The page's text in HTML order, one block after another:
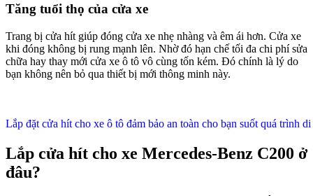
Tăng tuổi thọ của cửa xe
Trang bị cửa hít giúp đóng cửa xe nhẹ nhàng và êm ái hơn. Cửa xe
khi đóng không bị rung mạnh lên. Nhờ đó hạn chế tối đa chi phí sửa
chữa hay thay mới cửa xe ô tô vô cùng tốn kém. Đó chính là lý do
bạn không nên bỏ qua thiết bị mới thông minh này.
Lắp đặt cửa hít cho xe ô tô đảm bảo an toàn cho bạn suốt quá trình
Lắp cửa hít cho xe Mercedes-Benz C200 ở
đâu?